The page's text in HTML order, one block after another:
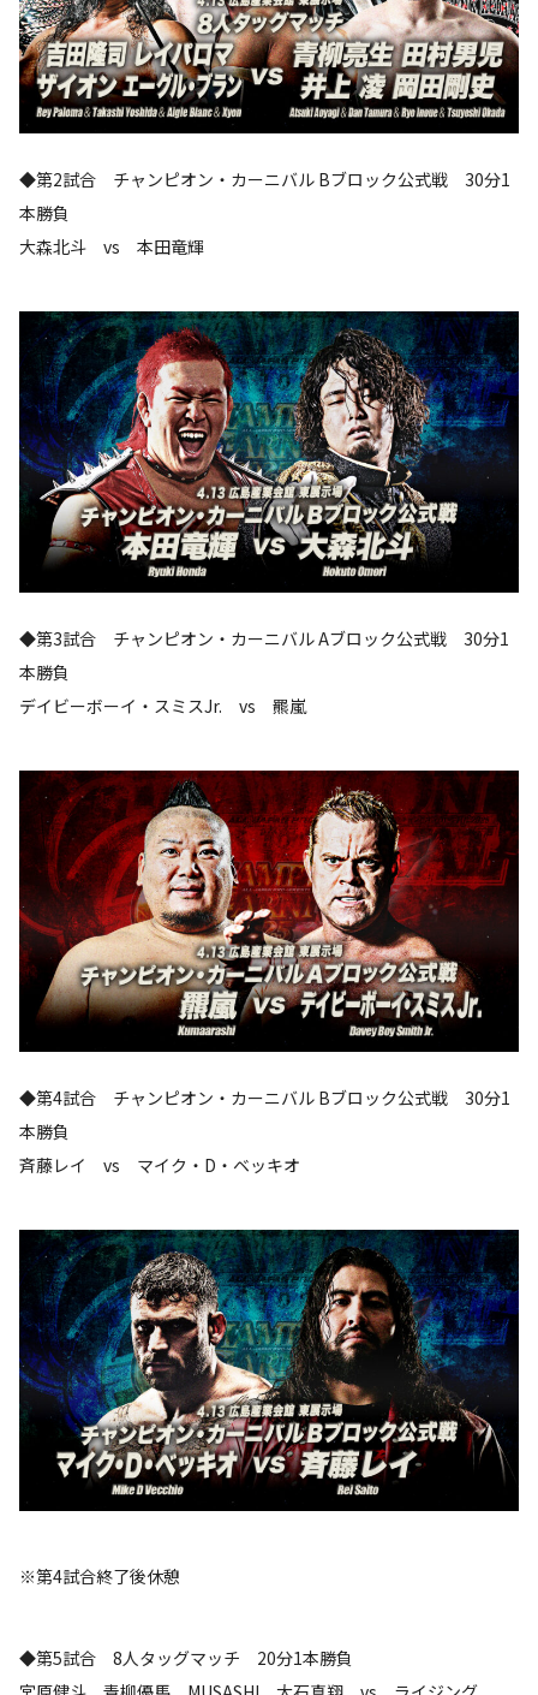
◆第2試合 チャンピオン・カーニバル Bブロック公式戦 30分1
本勝負
大森北斗 vs 本田竜輝
◆第3試合 チャンピオン・カーニバル Aブロック公式戦 30分1
本勝負
デイビーボーイ・スミスJr. vs 羆嵐
◆第4試合 チャンピオン・カーニバル Bブロック公式戦 30分1
本勝負
斉藤レイ vs マイク・D・ベッキオ
※第4試合終了後休憩
◆第5試合 8人タッグマッチ 20分1本勝負